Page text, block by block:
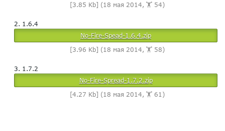
[3.85 Kb] (18 мая 2014, 🏋️ 54)
1.6.4
No-Fire-Spead-1.6.4.zip
[3.96 Kb] (18 мая 2014, 🏋️ 58)
1.7.2
No-Fire-Spread-1.7.2.zip
[4.27 Kb] (18 мая 2014, 🏋️ 61)